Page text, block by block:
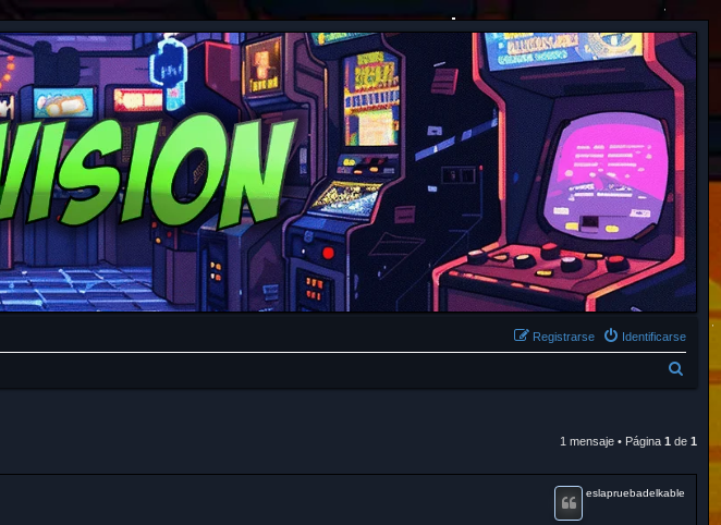
Identificarse
Registrarse
c
a
1 mensaje • Página 1 de 1
eslapruebadelkable